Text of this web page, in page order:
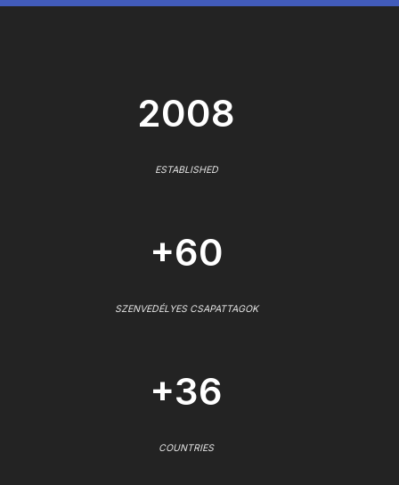
2008
ESTABLISHED
+60
SZENVEDÉLYES CSAPATTAGOK
+36
COUNTRIES